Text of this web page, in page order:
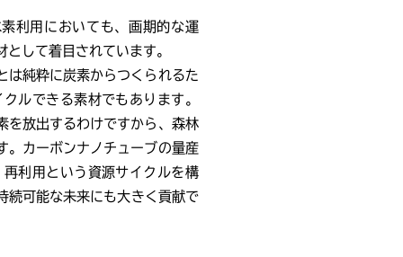
利用においても、画期的な運
して着目されています。
は純粋に炭素からつくられるた
ルできる素材でもあります。
を放出するわけですから、森林
。カーボンナノチューブの量産
利用という資源サイクルを構
可能な未来にも大きく貢献で